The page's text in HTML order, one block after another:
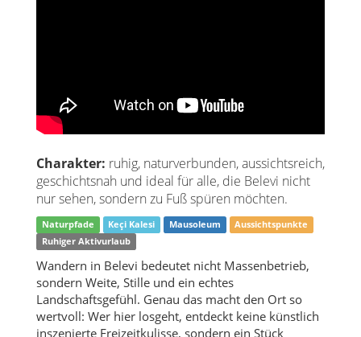
Charakter: ruhig, naturverbunden, aussichtsreich,
geschichtsnah und ideal für alle, die Belevi nicht
nur sehen, sondern zu Fuß spüren möchten.
Naturpfade Keçi Kalesi Mausoleum
Aussichtspunkte
Ruhiger Aktivurlaub
Wandern in Belevi bedeutet nicht Massenbetrieb,
sondern Weite, Stille und ein echtes
Landschaftsgefühl. Genau das macht den Ort so
wertvoll: Wer hier losgeht, entdeckt keine künstlich
inszenierte Freizeitkulisse, sondern ein Stück